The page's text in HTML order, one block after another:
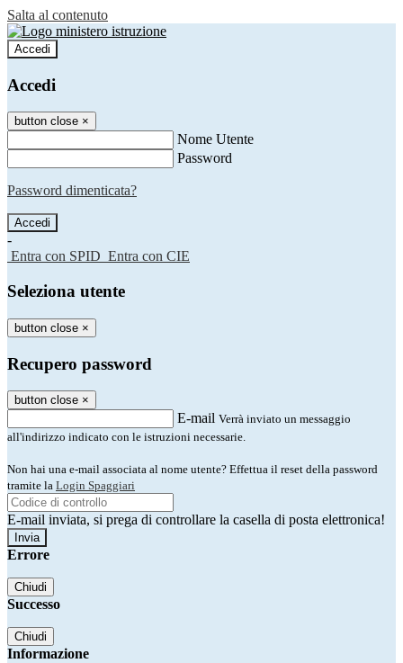
Salta al contenuto
Accedi
Accedi
button close ×
Nome Utente
Password
Password dimenticata?
-
Entra con SPID Entra con CIE
Seleziona utente
button close ×
Recupero password
button close ×
E-mail Verrà inviato un messaggio
all'indirizzo indicato con le istruzioni necessarie.
Non hai una e-mail associata al nome utente? Effettua il reset della password
tramite la Login Spaggiari
E-mail inviata, si prega di controllare la casella di posta elettronica!
Errore
Chiudi
Successo
Chiudi
Informazione